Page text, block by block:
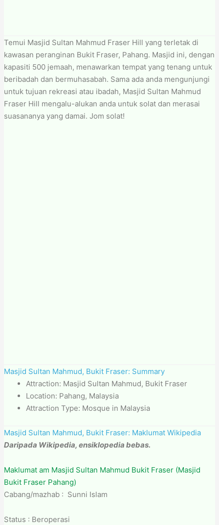
Temui Masjid Sultan Mahmud Fraser Hill yang terletak di
kawasan peranginan Bukit Fraser, Pahang. Masjid ini, dengan
kapasiti 500 jemaah, menawarkan tempat yang tenang untuk
beribadah dan bermuhasabah. Sama ada anda mengunjungi
untuk tujuan rekreasi atau ibadah, Masjid Sultan Mahmud
Fraser Hill mengalu-alukan anda untuk solat dan merasai
suasananya yang damai. Jom solat!
Masjid Sultan Mahmud, Bukit Fraser: Summary
Attraction: Masjid Sultan Mahmud, Bukit Fraser
Location: Pahang, Malaysia
Attraction Type: Mosque in Malaysia
Masjid Sultan Mahmud, Bukit Fraser: Maklumat Wikipedia
Daripada Wikipedia, ensiklopedia bebas.
Maklumat am Masjid Sultan Mahmud Bukit Fraser (Masjid
Bukit Fraser Pahang)
Cabang/mazhab : Sunni Islam
Status : Beroperasi